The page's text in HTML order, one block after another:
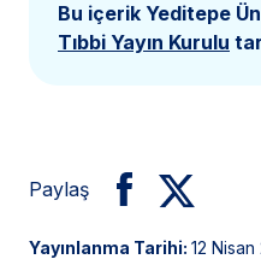
Bu içerik Yeditepe
Tıbbi Yayın Kurulu
Paylaş
Yayınlanma Tarihi: 12 Nisan